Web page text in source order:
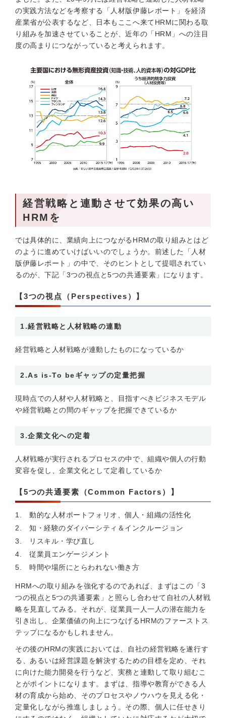
の実践方法などを考察する「人材版伊藤レポート」を経済
産業省が公表するなど、日本もここへ来てHRMに関わる取
り組みを加速させていることが、近年の「HRM」への注目
度の高まりにつながっていると考えられます。
経営戦略と連動させて効果の高い
HRMを
では具体的に、業績向上につながるHRMの取り組みとはど
のように進めていけばいいのでしょうか。前述した「人材
版伊藤レポート」の中で、そのヒントとして提唱されてい
るのが、下記「3つの視点と5つの共通要素」になります。
【3つの視点（Perspectives）】
1.経営戦略と人材戦略の連動
経営戦略と人材戦略が連動したものになっているか
2.As is-To beギャップの定量把握
現時点での人材や人材戦略と、目指すべきビジネスモデル
や経営戦略との間のギャップを把握できているか
3.企業文化への定着
人材戦略が実行されるプロセスの中で、組織や個人の行動
変容を促し、企業文化として定着しているか
【5つの共通要素（Common Factors）】
動的な人材ポートフォリオ、個人・組織の活性化
知・経験のダイバーシティ＆インクルージョン
リスキル・学び直し
従業員エンゲージメント
時間や場所にとらわれない働き方
HRMへの取り組みを強化するのであれば、まずはこの「3
つの視点と5つの共通要素」と照らし合わせて自社の人材戦
略を見直してみる。それが、従業員一人一人の潜在能力を
引き出し、企業価値の向上につなげるHRMのファーストス
テップになるかもしれません。
その後のHRMの実践においては、自社の経営戦略を遂行す
る、あるいは経営課題を解決するための目標を定め、それ
に向けた能力開発を行うなど、実務と連動して取り組むこ
とがポイントになります。まずは、指導や教育ができる人
材の育成から始め、そのプロセスやノウハウを見える化・
定量化しながら推進しましょう。その際、個人に任せきり